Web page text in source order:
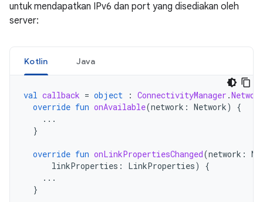
untuk mendapatkan IPv6 dan port yang disediakan oleh
server:
Kotlin Java
val callback = object : ConnectivityManager .
override fun onAvailable(network : Network)
{
...
}
override fun onLinkPropertiesChanged(network :
linkProperties : LinkProperties)
{
...
}